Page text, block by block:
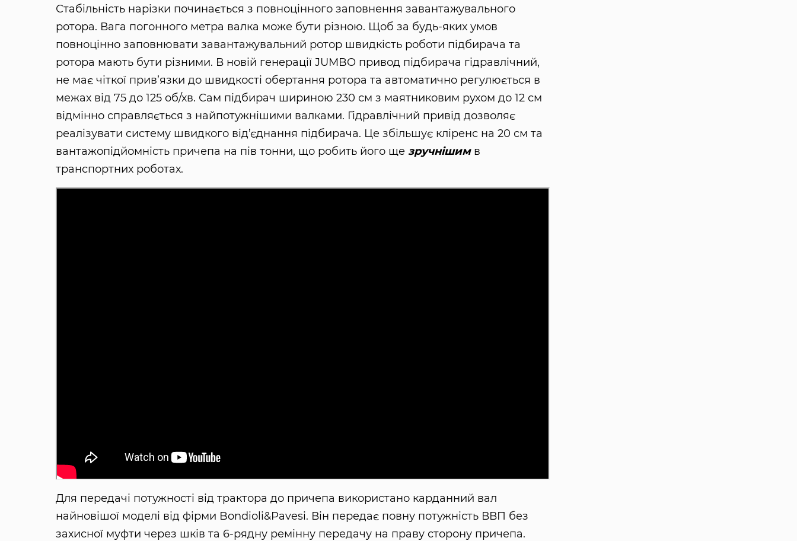
Стабільність нарізки починається з повноцінного заповнення завантажувального
ротора. Вага погонного метра валка може бути різною. Щоб за будь-яких умов
повноцінно заповнювати завантажувальний ротор швидкість роботи підбирача та
ротора мають бути різними. В новій генерації JUMBO привод підбирача гідравлічний,
не має чіткої прив’язки до швидкості обертання ротора та автоматично регулюється в
межах від 75 до 125 об/хв. Сам підбирач шириною 230 см з маятниковим рухом до 12 см
відмінно справляється з найпотужнішими валками. Гідравлічний привід дозволяє
реалізувати систему швидкого від’єднання підбирача. Це збільшує кліренс на 20 см та
вантажопідйомність причепа на пів тонни, що робить його ще зручнішимв
транспортних роботах.
Для передачі потужності від трактора до причепа використано карданний вал
найновішої моделі від фірми Bondioli&Pavesi. Він передає повну потужність ВВП без
захисної муфти через шків та 6-рядну ремінну передачу на праву сторону причепа.